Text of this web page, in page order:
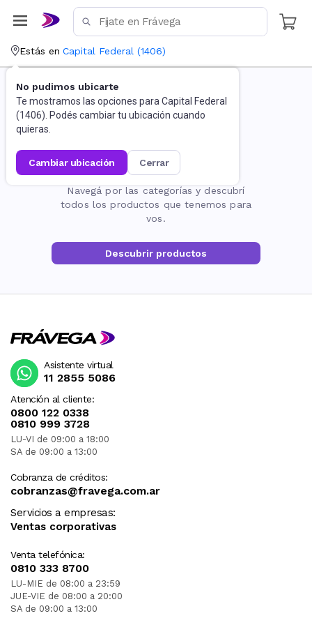
Estás en Capital Federal (1406)
No pudimos ubicarte
Te mostramos las opciones para Capital Federal
(1406). Podés cambiar tu ubicación cuando
quieras.
cambiar ubicación cerrar
La página no existe
Navegá por las categorías y descubrí
todos los productos que tenemos para
vos.
Descubrir productos
Atención al cliente:
0800 122 0338
0810 999 3728
LU-VI de 09:00 a 18:00
SA de 09:00 a 13:00
Cobranza de créditos:
cobranzas@fravega.com.ar
Servicios a empresas:
Ventas corporativas
Venta telefónica:
0810 333 8700
LU-MIE de 08:00 a 23:59
JUE-VIE de 08:00 a 20:00
SA de 09:00 a 13:00
Asistente virtual
11 2855 5086